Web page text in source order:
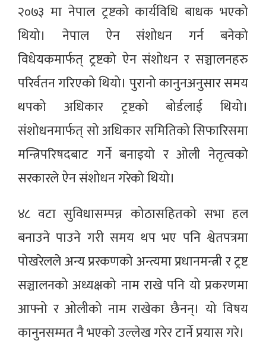
२०७३ मा नेपाल ट्रष्टको कार्यविधि बाधक भएको
थियो। नेपाल ऐन संशोधन गर्न बनेको
विधेयकमार्फत् ट्रष्टको ऐन संशोधन र सञ्चालनहरु
परिर्वतन गरिएको थियो। पुरानो कानुनअनुसार समय
थपको अधिकार ट्रष्टको बोर्डलाई थियो।
संशोधनमार्फत् सो अधिकार समितिको सिफारिसमा
मन्त्रिपरिषदबाट गर्ने बनाइयो र ओली नेतृत्वको
सरकारले ऐन संशोधन गरेको थियो।
४८ वटा सुविधासम्पन्न कोठासहितको सभा हल
बनाउने पाउने गरी समय थप भए पनि श्वेतपत्रमा
पोखरेलले अन्य प्ररकणको अन्त्यमा प्रधानमन्त्री र ट्रष्ट
सञ्चालनको अध्यक्षको नाम राखे पनि यो प्रकरणमा
आफ्नो र ओलीको नाम राखेका छैनन्। यो विषय
कानुनसम्मत नै भएको उल्लेख गरेर टार्ने प्रयास गरे।